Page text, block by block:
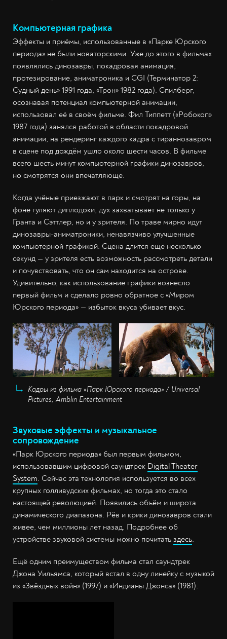
Компьютерная графика
Эффекты и приёмы, использованные в «Парке Юрского
периода» не были новаторскими. Уже до этого в фильмах
появлялись динозавры, покадровая анимация,
протезирование, аниматроника и CGI (Терминатор 2:
Судный день» 1991 года, «Трон» 1982 года). Спилберг,
осознавая потенциал компьютерной анимации,
использовал её в своём фильме. Фил Типпетт («Робокоп»
1987 года) занялся работой в области покадровой
анимации, на рендеринг каждого кадра с тираннозавром
в сцене под дождём ушло около шести часов. В фильме
всего шесть минут компьютерной графики динозавров,
но смотрятся они впечатляюще.
Когда учёные приезжают в парк и смотрят на горы, на
фоне гуляют диплодоки, дух захватывает не только у
Гранта и Сэттлер, но и у зрителя. По траве мирно идут
динозавры-аниматроники, ненавязчиво улучшенные
компьютерной графикой. Сцена длится ещё несколько
секунд — у зрителя есть возможность рассмотреть детали
и почувствовать, что он сам находится на острове.
Удивительно, как использование графики вознесло
первый фильм и сделало ровно обратное с «Миром
Юрского периода» — избыток вкуса убивает вкус.
Кадры из фильма «Парк Юрского периода» / Universal
Pictures, Amblin Entertainment
Звуковые эффекты и музыкальное
сопровождение
«Парк Юрского периода» был первым фильмом,
использовавшим цифровой саундтрек Digital Theater
System. Сейчас эта технология используется во всех
крупных голливудских фильмах, но тогда это стало
настоящей революцией. Появились объём и широта
динамического диапазона. Рёв и крики динозавров стали
живее, чем миллионы лет назад. Подробнее об
устройстве звуковой системы можно почитать здесь.
Ещё одним преимуществом фильма стал саундтрек
Джона Уильямса, который встал в одну линейку с музыкой
из «Звёздных войн» (1997) и «Индианы Джонса» (1981).